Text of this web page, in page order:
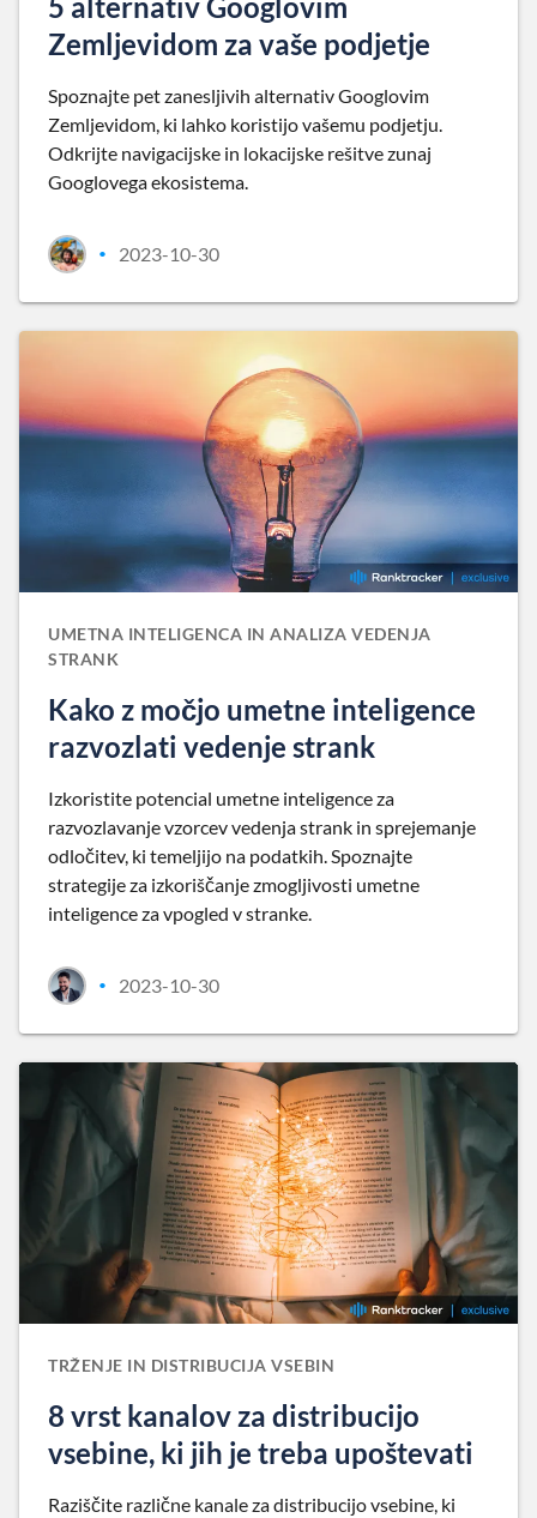
Zemljevidom za vaše podjetje
Spoznajte pet zanesljivih alternativ Googlovim
Zemljevidom, ki lahko koristijo vašemu podjetju.
Odkrijte navigacijske in lokacijske rešitve zunaj
Googlovega ekosistema.
• 2023-10-30
UMETNA INTELIGENCA IN ANALIZA VEDENJA
STRANK
Kako z močjo umetne inteligence
razvozlati vedenje strank
Izkoristite potencial umetne inteligence za
razvozlavanje vzorcev vedenja strank in sprejemanje
odločitev, ki temeljijo na podatkih. Spoznajte
strategije za izkoriščanje zmogljivosti umetne
inteligence za vpogled v stranke.
• 2023-10-30
TRŽENJE IN DISTRIBUCIJA VSEBIN
8 vrst kanalov za distribucijo
vsebine, ki jih je treba upoštevati
Raziščite različne kanale za distribucijo vsebine, ki